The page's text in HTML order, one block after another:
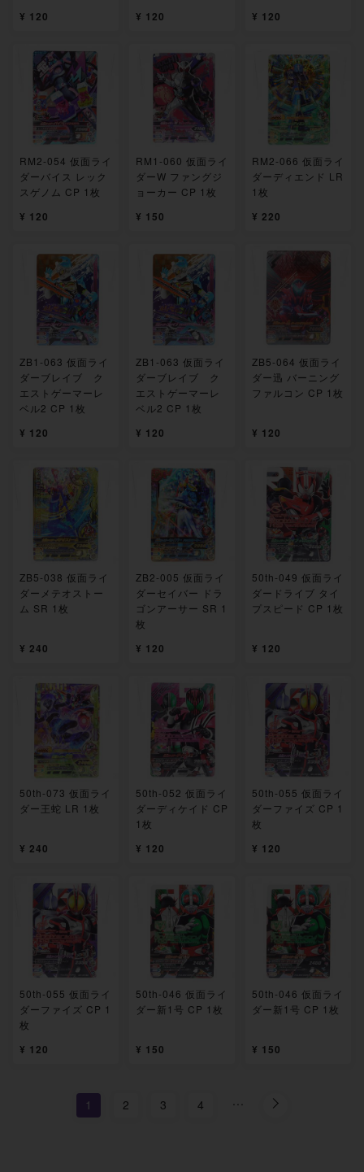
¥ 120 ¥ 120 ¥ 120
RM2-054 仮面ライ
ダーバイス レック
スゲノム CP 1枚
¥ 120
RM1-060 仮面ライ
ダーW ファングジ
ョーカー CP 1枚
¥ 150
RM2-066 仮面ライ
ダーディエンド LR
1枚
¥ 220
ZB1-063 仮面ライ
ダーブレイブ ク
エストゲーマーレ
ベル2 CP 1枚
¥ 120
ZB1-063 仮面ライ
ダーブレイブ ク
エストゲーマーレ
ベル2 CP 1枚
¥ 120
ZB5-064 仮面ライ
ダー迅 バーニング
ファルコン CP 1枚
¥ 120
ZB5-038 仮面ライ
ダーメテオストー
ム SR 1枚
¥ 240
ZB2-005 仮面ライ
ダーセイバー ドラ
ゴンアーサー SR 1
枚
¥ 120
50th-049 仮面ライ
ダードライブ タイ
プスピード CP 1枚
¥ 120
50th-073 仮面ライ
ダー王蛇 LR 1枚
¥ 240
50th-052 仮面ライ
ダーディケイド CP
1枚
¥ 120
50th-055 仮面ライ
ダーファイズ CP 1
枚
¥ 120
50th-055 仮面ライ
ダーファイズ CP 1
枚
¥ 120
50th-046 仮面ライ
ダー新1号 CP 1枚
¥ 150
50th-046 仮面ライ
ダー新1号 CP 1枚
¥ 150
1 2 3 4